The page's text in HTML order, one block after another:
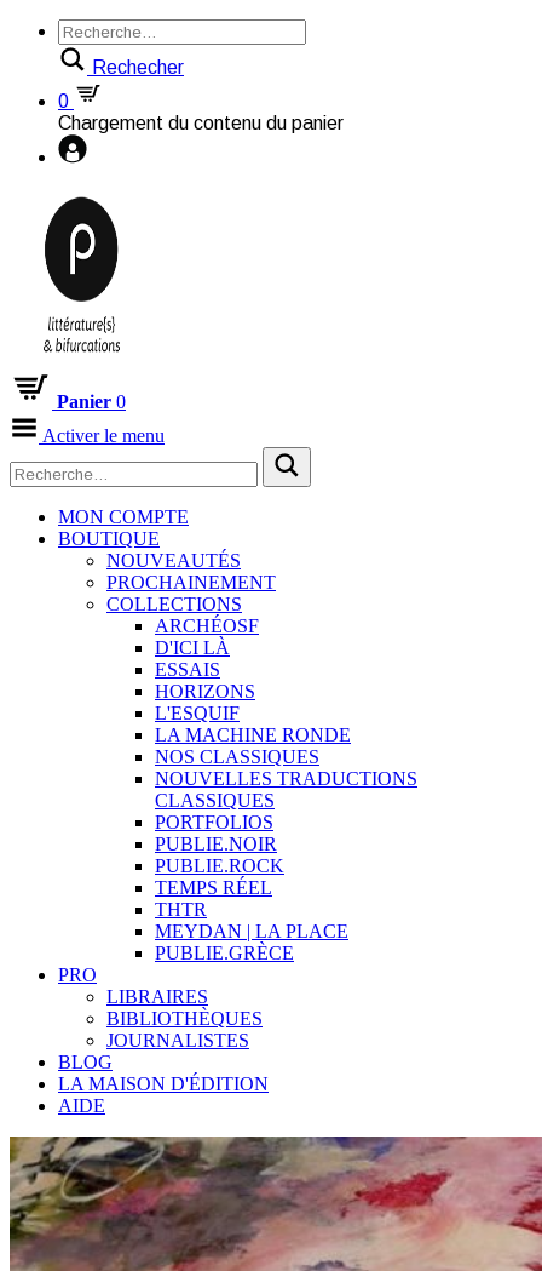
Rechecher
0
Chargement du contenu du panier
Panier 0
Activer le menu
MON COMPTE
BOUTIQUE
NOUVEAUTÉS
PROCHAINEMENT
COLLECTIONS
ARCHÉOSF
D'ICI LÀ
ESSAIS
HORIZONS
L'ESQUIF
LA MACHINE RONDE
NOS CLASSIQUES
NOUVELLES TRADUCTIONS
CLASSIQUES
PORTFOLIOS
PUBLIE.NOIR
PUBLIE.ROCK
TEMPS RÉEL
THTR
MEYDAN | LA PLACE
PUBLIE.GRÈCE
PRO
LIBRAIRES
BIBLIOTHÈQUES
JOURNALISTES
BLOG
LA MAISON D'ÉDITION
AIDE